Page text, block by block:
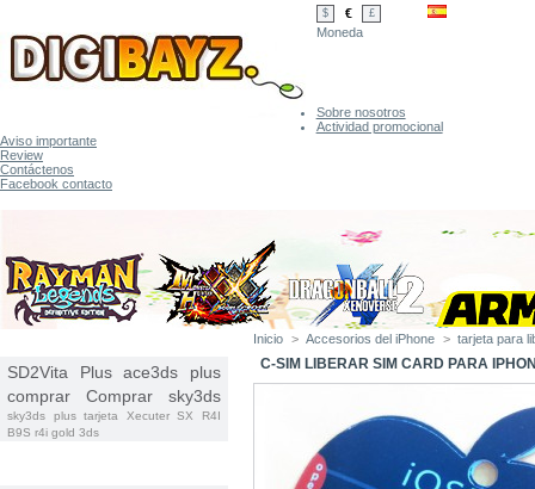
$ € £
Moneda
Sobre nosotros
Actividad promocional
Aviso importante
Review
Contáctenos
Facebook contacto
SD2Vita Plus ace3ds plus
comprar
Comprar sky3ds
sky3ds plus tarjeta Xecuter SX
R4I
B9S r4i gold 3ds
Inicio > Accesorios del iPhone > tarjeta para
C-SIM LIBERAR SIM CARD PARA